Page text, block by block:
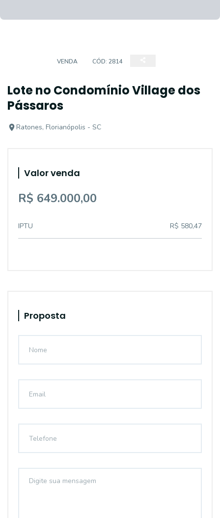
VENDA CÓD: 2814
Lote no Condomínio Village dos
Pássaros
Ratones, Florianópolis - SC
Valor venda
R$ 649.000,00
IPTU R$ 580,47
Proposta